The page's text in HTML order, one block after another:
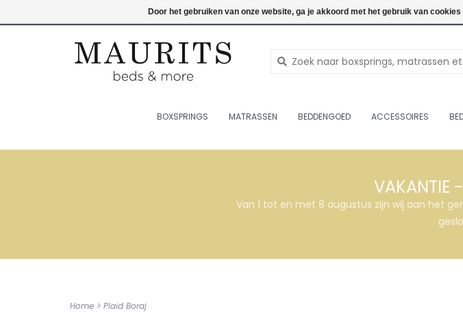
Inloggen
BOXSPRINGS MATRASSEN BEDDENGOED ACCESSOIRES
VAKANTIE
Van 1 tot en met 8 augustus zijn wij aan het
Home > Plaid Boraj
Door het gebruiken van onze website, ga je akkoord met het gebruik van